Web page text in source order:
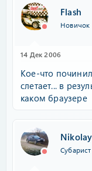
Flash
Новичок
14 Дек 2006
Кое-что
слетает... в
каком браузере
Nikolay
Субарист